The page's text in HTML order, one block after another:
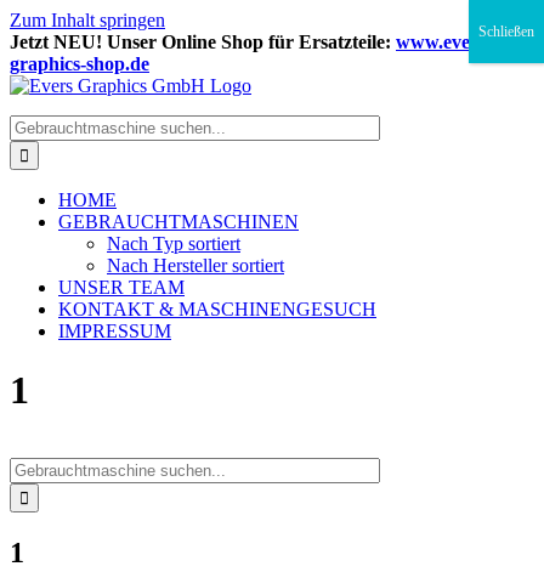
Zum Inhalt springen
Jetzt NEU! Unser Online Shop für Ersatzteile: www.evers-
graphics-shop.de
HOME
GEBRAUCHTMASCHINEN
Nach Typ sortiert
Nach Hersteller sortiert
UNSER TEAM
KONTAKT & MASCHINENGESUCH
IMPRESSUM
1
1
Schließen